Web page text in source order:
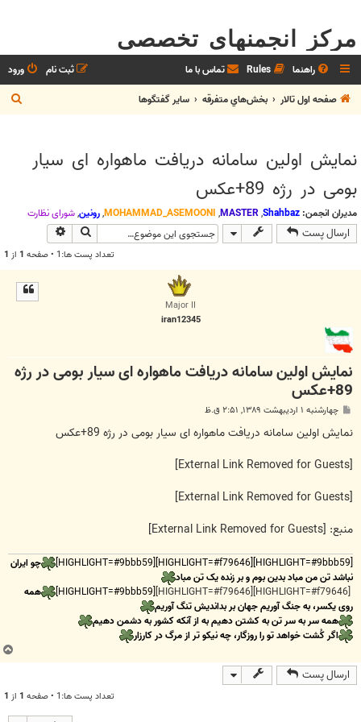
مرکز انجمنهای تخصصی
راهنما Rules تماس با ما ورود
ثبت نام
صفحه اول تالار
بخش‌‌هاي متفرقه ساير گفتگوها
س
نمایش اولین سامانه دریافت ماهواره ای سیار
بومی در رژه 89+عکس
مدیران انجمن: Shahbaz
,
MASTER
,
MOHAMMAD_ASEMOONI
,رونین,شوراي نظارت
ارسال پست جستجو
تعداد پست ها:1 • صفحه 1 از 1
Major II
iran12345
نمایش اولین سامانه دریافت ماهواره ای سیار بومی در رژه
89+عکس
س
ت
چهارشنبه ۱ اردیبهشت ۱۳۸۹, ۲:۵۱ ق.ظ
نمایش اولین سامانه دریافت ماهواره ای سیار بومی در رژه 89+عکس
[External Link Removed for Guests]
[External Link Removed for Guests]
منبع: [External Link Removed for Guests]
[HIGHLIGHT=#9bbb59][HIGHLIGHT=#f79646][HIGHLIGHT=#9bbb59]
چو ایران
نباشد تن من مباد بدین بوم و بر زنده یک تن مباد
[HIGHLIGHT=#f79646][HIGHLIGHT=#f79646]
[HIGHLIGHT=#9bbb59]
همه
روی یکسر، به جنگ آوریم جهان بر بداندیش تنگ آوریم
همه سر به سر تن به کشتن دهیم به از آنکه کشور به دشمن دهیم
اگر کُشت خواهد تو را روزگار، چه نیکو تر از مرگ در کارزار
ارسال پست
تعداد پست ها:1 • صفحه 1 از 1